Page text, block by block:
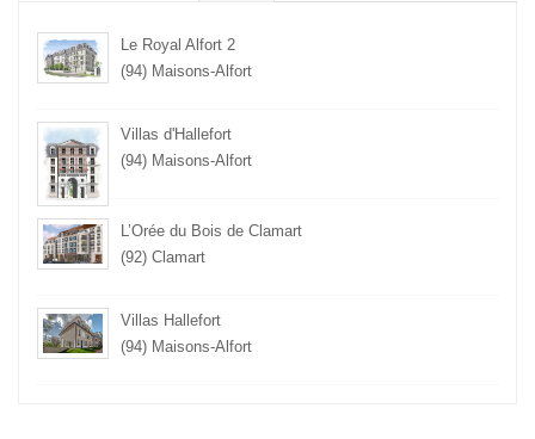
Le Royal Alfort 2
(94) Maisons-Alfort
Villas d'Hallefort
(94) Maisons-Alfort
L’Orée du Bois de Clamart
(92) Clamart
Villas Hallefort
(94) Maisons-Alfort